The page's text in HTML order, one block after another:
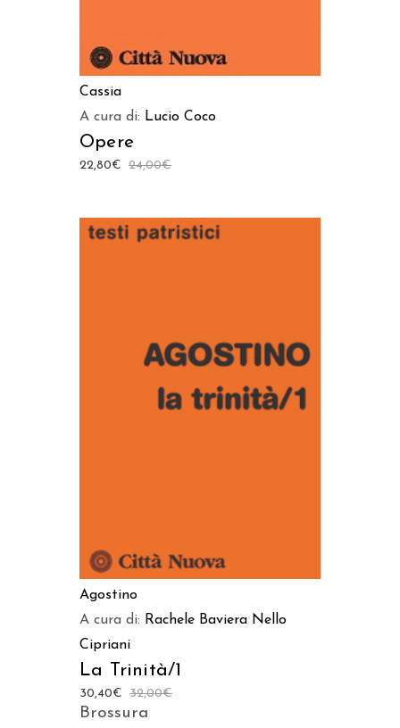
Cassia
A cura di: Lucio Coco
Opere
24,00€
22,80€
AGGIUNGI AL CARRELLO
Agostino
A cura di: Rachele Baviera Nello
Cipriani
La Trinità/1
32,00€
30,40€
Brossura